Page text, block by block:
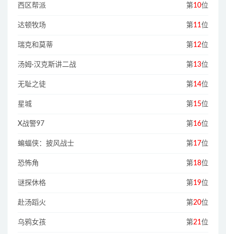
西区帮派 第10位
达顿牧场 第11位
瑞克和莫蒂 第12位
汤姆·汉克斯讲二战 第13位
无耻之徒 第14位
星城 第15位
X战警97 第16位
蝙蝠侠：披风战士 第17位
恐怖角 第18位
谜探休格 第19位
赴汤蹈火 第20位
乌鸦女孩 第21位